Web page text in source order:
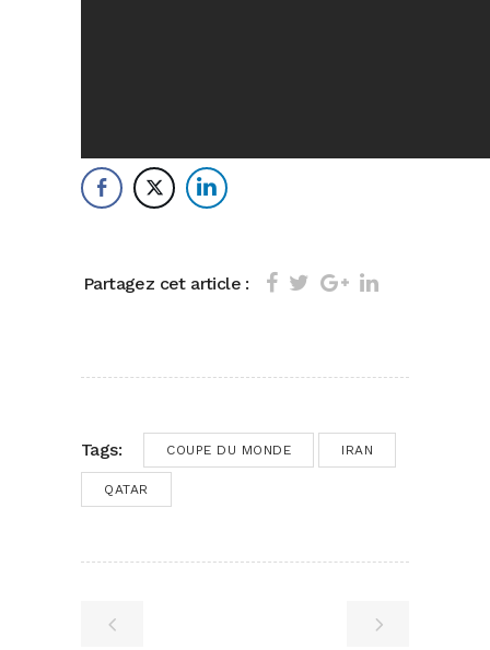
Partagez cet article :
Tags: COUPE DU MONDE IRAN
QATAR